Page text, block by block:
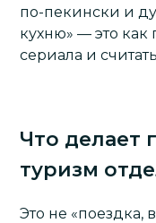
по-пекински и
кухню» — это как
сериала и
Что делает
туризм
Это не «поездка,